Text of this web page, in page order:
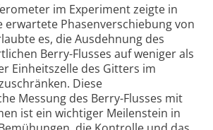
im Experiment zeigte in
erwartete Phasenverschiebung von
es, die Ausdehnung des
Berry-Flusses auf weniger als
Einheitszelle des Gitters im
Diese
Messung des Berry-Flusses mit
ist ein wichtiger Meilenstein in